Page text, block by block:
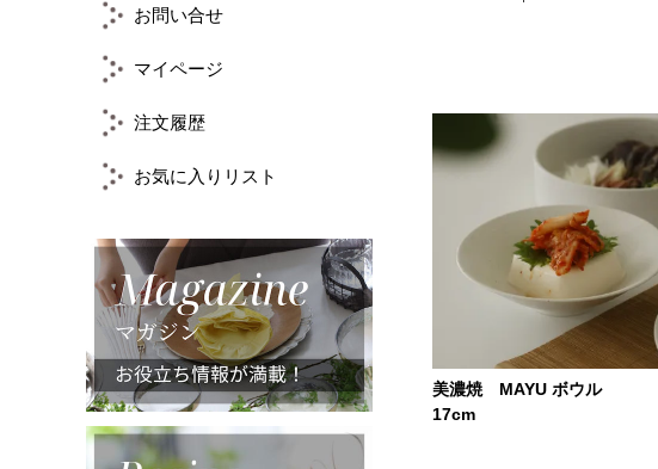
お問い合せ
マイページ
注文履歴
お気に入りリスト
美濃焼 MAYU ボウル
17cm